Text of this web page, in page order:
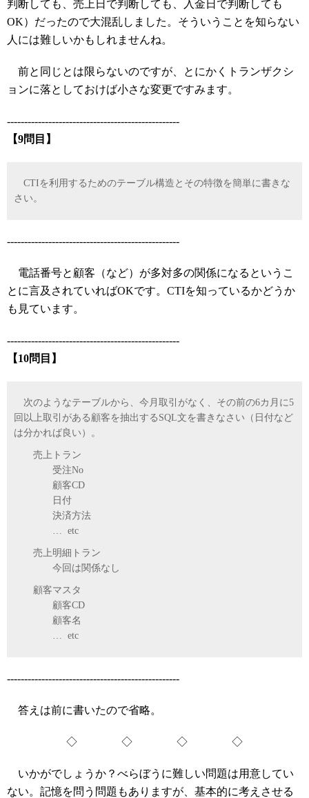
判断しても、売上日で判断しても、入金日で判断しても
OK）だったので大混乱しました。そういうことを知らない
人には難しいかもしれませんね。
前と同じとは限らないのですが、とにかくトランザクシ
ョンに落としておけば小さな変更ですみます。
--------------------------------------------------
【9問目】
CTIを利用するためのテーブル構造とその特徴を簡単に書きな
さい。
--------------------------------------------------
電話番号と顧客（など）が多対多の関係になるというこ
とに言及されていればOKです。CTIを知っているかどうか
も見ています。
--------------------------------------------------
【10問目】
次のようなテーブルから、今月取引がなく、その前の6カ月に5
回以上取引がある顧客を抽出するSQL文を書きなさい（日付など
は分かれば良い）。
売上トラン
受注No
顧客CD
日付
決済方法
… etc
売上明細トラン
今回は関係なし
顧客マスタ
顧客CD
顧客名
… etc
--------------------------------------------------
答えは前に書いたので省略。
◇ ◇ ◇ ◇
いかがでしょうか？べらぼうに難しい問題は用意してい
ない。記憶を問う問題もありますが、基本的に考えさせる